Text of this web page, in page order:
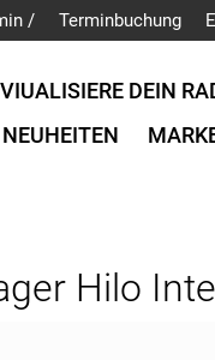
/ Terminbuchung
DEIN
NEUHEITEN
Hilo